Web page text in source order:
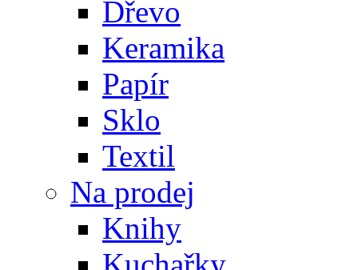
Dřevo
Keramika
Papír
Sklo
Textil
Na prodej
Knihy